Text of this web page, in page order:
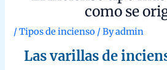
Los ingredientes básicos de una varilla
bambú, pasta (generalmente hecha de
y polvo de joss / jiggit / goma / tabu,
de la corteza de litsea glutinosa y
Tradicionalmente se usa un